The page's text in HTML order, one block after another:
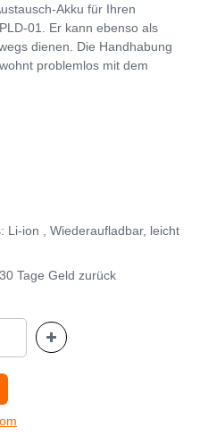
Akku für Ihren
01. Er kann ebenso als
dienen. Die Handhabung
problemlos mit dem
Li-ion , Wiederaufladbar, leicht
Tage Geld zurück